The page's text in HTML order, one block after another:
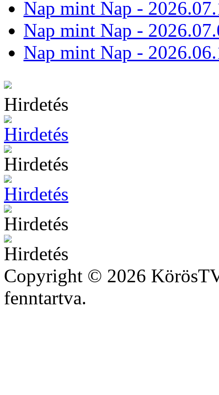
Nap mint Nap -
Nap mint Nap -
Nap mint Nap -
Hirdetés
Copyright © 2026
fenntartva.